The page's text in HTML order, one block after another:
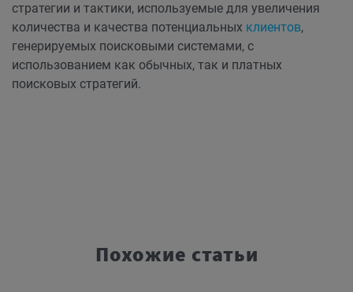
стратегии и тактики, используемые для увеличения
количества и качества потенциальных клиентов,
генерируемых поисковыми системами, с
использованием как обычных, так и платных
поисковых стратегий.
Похожие статьи